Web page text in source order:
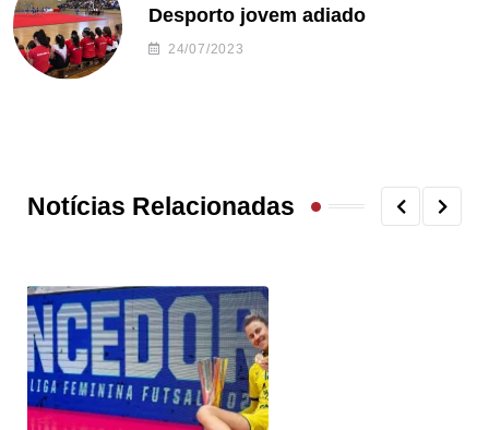
Desporto jovem adiado
24/07/2023
Notícias Relacionadas